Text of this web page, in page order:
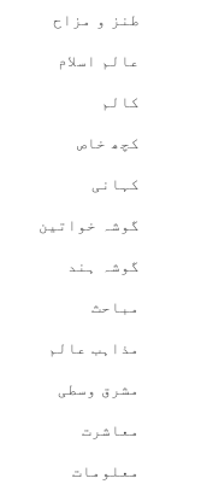
طنز و مزاح
عالم اسلام
کالم
کچھ خاص
کہانی
گوشہ خواتین
گوشہ ہند
مباحث
مذاہب عالم
مشرق وسطی
معاشرت
معلومات